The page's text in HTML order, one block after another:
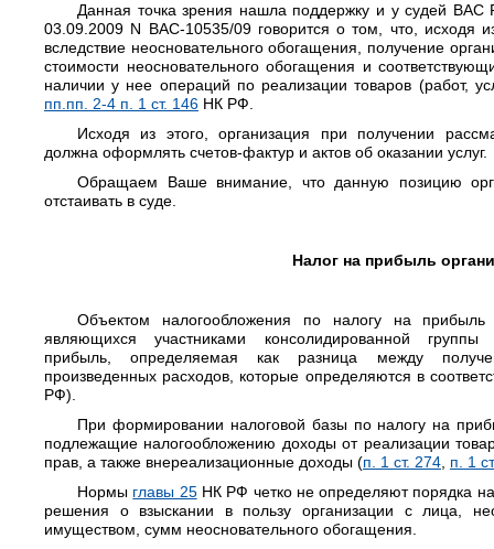
Данная точка зрения нашла поддержку и у судей
03.09.2009 N ВАС-10535/09 говорится о том, что, исходя
вследствие неосновательного обогащения, получение
стоимости неосновательного обогащения и
наличии у нее операций по реализации товаров (работ,
пп.пп. 2-4 п. 1 ст. 146 НК РФ.
Исходя из этого, организация при получении
должна оформлять счетов-фактур и актов об оказании услуг.
Обращаем Ваше внимание, что данную позицию
отстаивать в суде.
Налог на прибыль
Объектом налогообложения по налогу на прибыль
являющихся участниками консолидированной группы
прибыль, определяемая как разница между
произведенных расходов, которые определяются в
РФ).
При формировании налоговой базы по налогу на
подлежащие налогообложению доходы от реализации
прав, а также внереализационные доходы (п. 1 ст. 274 п. 1
Нормы главы 25НК РФ четко не определяют порядка
решения о взыскании в пользу организации с лица,
имуществом, сумм неосновательного обогащения.